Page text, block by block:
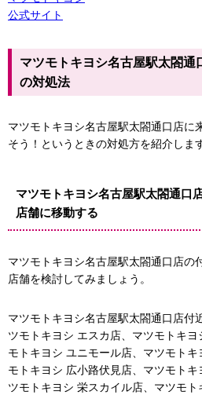
公式サイト
マツモトキヨシ名古屋駅太閤通
の対処法
マツモトキヨシ名古屋駅太閤通口店に
そう！というときの対処方を紹介します
マツモトキヨシ名古屋駅太閤通口
店舗に移動する
マツモトキヨシ名古屋駅太閤通口店の
店舗を検討してみましょう。
マツモトキヨシ名古屋駅太閤通口店付
ツモトキヨシ エスカ店、マツモトキ
モトキヨシ ユニモール店、マツモト
モトキヨシ 広小路伏見店、マツモト
ツモトキヨシ 栄スカイル店、マツモ